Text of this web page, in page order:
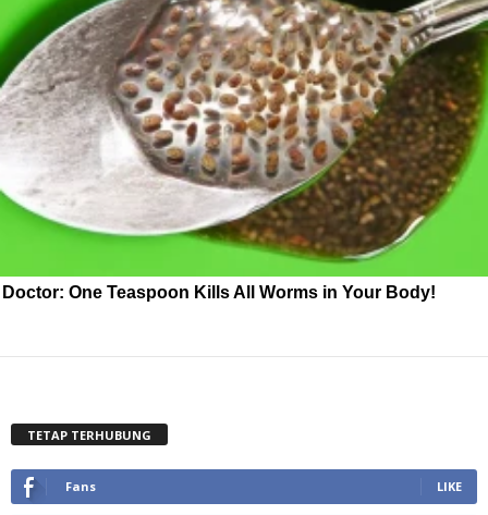
Doctor: One Teaspoon Kills All Worms in Your Body!
TETAP TERHUBUNG
Fans LIKE